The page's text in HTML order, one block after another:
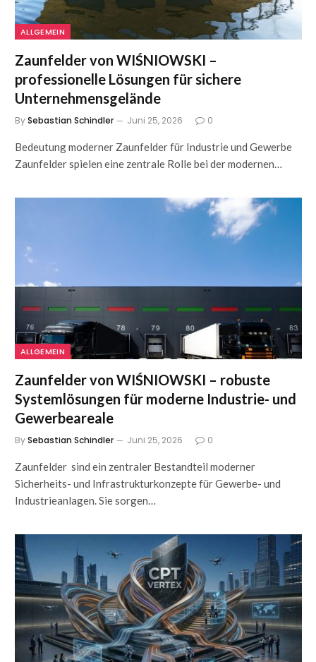
ALLGEMEIN
Zaunfelder von WIŚNIOWSKI –
professionelle Lösungen für sichere
Unternehmensgelände
BySebastian Schindler Juni 25, 2026 0
Bedeutung moderner Zaunfelder für Industrie und Gewerbe
Zaunfelder spielen eine zentrale Rolle bei der modernen…
ALLGEMEIN
Zaunfelder von WIŚNIOWSKI – robuste
Systemlösungen für moderne Industrie- und
Gewerbeareale
BySebastian Schindler Juni 25, 2026 0
Zaunfelder sind ein zentraler Bestandteil moderner
Sicherheits- und Infrastrukturkonzepte für Gewerbe- und
Industrieanlagen. Sie sorgen…